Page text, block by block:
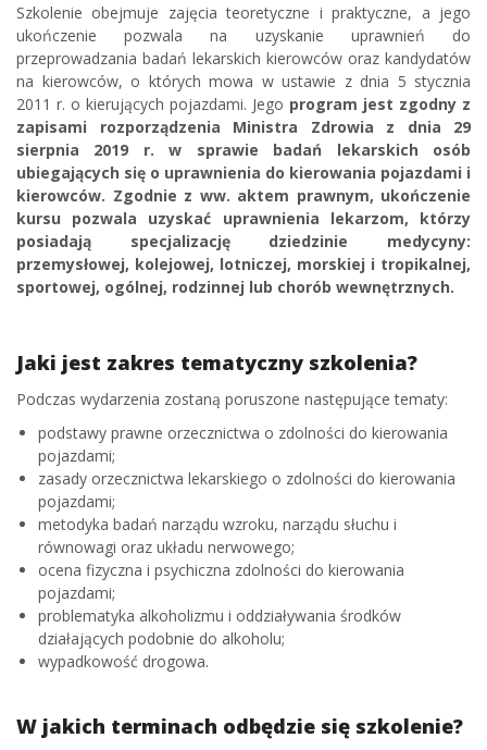
Szkolenie obejmuje zajęcia teoretyczne i praktyczne, a jego
ukończenie pozwala na uzyskanie uprawnień do
przeprowadzania badań lekarskich kierowców oraz kandydatów
na kierowców, o których mowa w ustawie z dnia 5 stycznia
2011 r. o kierujących pojazdami. Jego program jest zgodny z
zapisami rozporządzenia Ministra Zdrowia z dnia 29
sierpnia 2019 r. w sprawie badań lekarskich osób
ubiegających się o uprawnienia do kierowania pojazdami i
kierowców. Zgodnie z ww. aktem prawnym, ukończenie
kursu pozwala uzyskać uprawnienia lekarzom, którzy
posiadają specjalizację dziedzinie medycyny:
przemysłowej, kolejowej, lotniczej, morskiej i tropikalnej,
sportowej, ogólnej, rodzinnej lub chorób wewnętrznych.
Jaki jest zakres tematyczny szkolenia?
Podczas wydarzenia zostaną poruszone następujące tematy:
podstawy prawne orzecznictwa o zdolności do kierowania
pojazdami;
zasady orzecznictwa lekarskiego o zdolności do kierowania
pojazdami;
metodyka badań narządu wzroku, narządu słuchu i
równowagi oraz układu nerwowego;
ocena fizyczna i psychiczna zdolności do kierowania
pojazdami;
problematyka alkoholizmu i oddziaływania środków
działających podobnie do alkoholu;
wypadkowość drogowa.
W jakich terminach odbędzie się szkolenie?